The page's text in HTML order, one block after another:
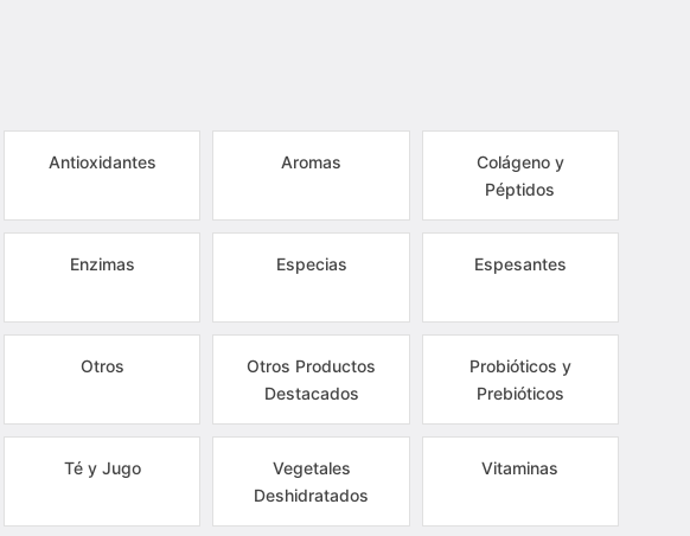
Antioxidantes Aromas
Colágeno y
Péptidos
Enzimas Especias Espesantes
Otros
Otros Productos
Destacados
Probióticos y
Prebióticos
Té y Jugo
Vegetales
Deshidratados
Vitaminas